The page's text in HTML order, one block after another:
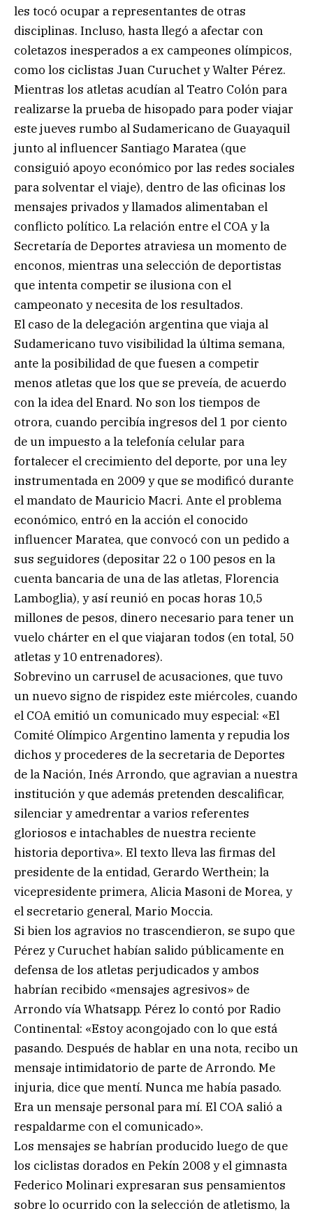
les tocó ocupar a representantes de otras
disciplinas. Incluso, hasta llegó a afectar con
coletazos inesperados a ex campeones olímpicos,
como los ciclistas Juan Curuchet y Walter Pérez.
Mientras los atletas acudían al Teatro Colón para
realizarse la prueba de hisopado para poder viajar
este jueves rumbo al Sudamericano de Guayaquil
junto al influencer Santiago Maratea (que
consiguió apoyo económico por las redes sociales
para solventar el viaje), dentro de las oficinas los
mensajes privados y llamados alimentaban el
conflicto político. La relación entre el COA y la
Secretaría de Deportes atraviesa un momento de
enconos, mientras una selección de deportistas
que intenta competir se ilusiona con el
campeonato y necesita de los resultados.
El caso de la delegación argentina que viaja al
Sudamericano tuvo visibilidad la última semana,
ante la posibilidad de que fuesen a competir
menos atletas que los que se preveía, de acuerdo
con la idea del Enard. No son los tiempos de
otrora, cuando percibía ingresos del 1 por ciento
de un impuesto a la telefonía celular para
fortalecer el crecimiento del deporte, por una ley
instrumentada en 2009 y que se modificó durante
el mandato de Mauricio Macri. Ante el problema
económico, entró en la acción el conocido
influencer Maratea, que convocó con un pedido a
sus seguidores (depositar 22 o 100 pesos en la
cuenta bancaria de una de las atletas, Florencia
Lamboglia), y así reunió en pocas horas 10,5
millones de pesos, dinero necesario para tener un
vuelo chárter en el que viajaran todos (en total, 50
atletas y 10 entrenadores).
Sobrevino un carrusel de acusaciones, que tuvo
un nuevo signo de rispidez este miércoles, cuando
el COA emitió un comunicado muy especial: «El
Comité Olímpico Argentino lamenta y repudia los
dichos y procederes de la secretaria de Deportes
de la Nación, Inés Arrondo, que agravian a nuestra
institución y que además pretenden descalificar,
silenciar y amedrentar a varios referentes
gloriosos e intachables de nuestra reciente
historia deportiva». El texto lleva las firmas del
presidente de la entidad, Gerardo Werthein; la
vicepresidente primera, Alicia Masoni de Morea, y
el secretario general, Mario Moccia.
Si bien los agravios no trascendieron, se supo que
Pérez y Curuchet habían salido públicamente en
defensa de los atletas perjudicados y ambos
habrían recibido «mensajes agresivos» de
Arrondo vía Whatsapp. Pérez lo contó por Radio
Continental: «Estoy acongojado con lo que está
pasando. Después de hablar en una nota, recibo un
mensaje intimidatorio de parte de Arrondo. Me
injuria, dice que mentí. Nunca me había pasado.
Era un mensaje personal para mí. El COA salió a
respaldarme con el comunicado».
Los mensajes se habrían producido luego de que
los ciclistas dorados en Pekín 2008 y el gimnasta
Federico Molinari expresaran sus pensamientos
sobre lo ocurrido con la selección de atletismo, la